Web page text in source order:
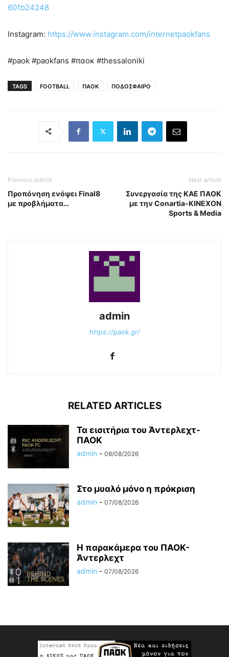
601b24248
Instagram: https://www.instagram.com/internetpaokfans
#paok #paokfans #παοκ #thessaloniki
TAGS FOOTBALL ΠΑΟΚ ΠΟΔΟΣΦΑΙΡΟ
Previous article
Προπόνηση ενόψει Final8
με προβλήματα…
Next article
Συνεργασία της ΚΑΕ ΠΑΟΚ
με την Conartia-ΚΙΝΕΧΟΝ
Sports & Media
admin
https://paok.gr/
RELATED ARTICLES
Τα εισιτήρια του Άντερλεχτ-
ΠΑΟΚ
admin - 08/08/2026
Στο μυαλό μόνο η πρόκριση
admin - 07/08/2026
Η παρακάμερα του ΠΑΟΚ-
Άντερλεχτ
admin - 07/08/2026